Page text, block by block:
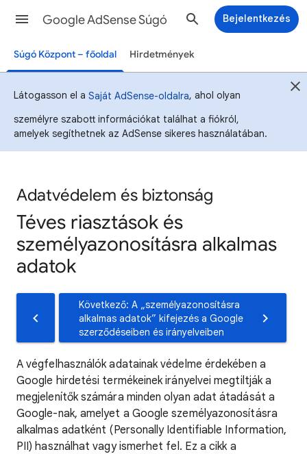
Google AdSense Súgó Bejelentkezés
Súgó Központ – főoldal Hirdetmények
Látogasson el a Saját AdSense-oldalra, ahol olyan
személyre szabott információkat találhat a fiókról,
amelyek segíthetnek az AdSense sikeres használatában.
Adatvédelem és biztonság
Téves riasztások és
személyazonosításra alkalmas
adatok
Következő: A „személyazonosításra
alkalmas adatok” kifejezés a Google
szerződéseiben és irányelveiben
A végfelhasználók adatainak védelme érdekében a
Google hirdetési termékeinek irányelvei megtiltják a
megjelenítők számára minden olyan adat átadását a
Google-nak, amelyet a Google személyazonosításra
alkalmas adatként (Personally Identifiable Information,
PII) használhat vagy ismerhet fel. Ez a cikk a